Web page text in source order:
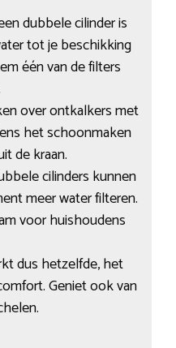
dubbele cilinder is
tot je beschikking
één van de filters
over ontkalkers met
het schoonmaken
de kraan.
cilinders kunnen
meer water filteren.
voor huishoudens
dus hetzelfde, het
Geniet ook van